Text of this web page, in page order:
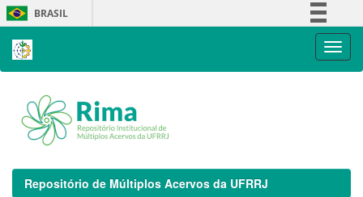
Skip
navigation
BRASIL
Repositório de Múltiplos Acervos da UFRRJ